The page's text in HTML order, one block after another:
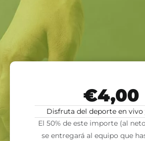
€4,00
Disfruta del deporte en
El 50% de este importe (al
se entregará al equipo que